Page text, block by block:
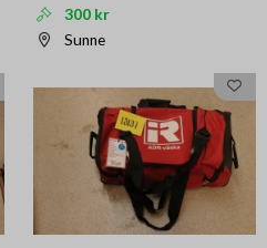
300 kr
Sunne